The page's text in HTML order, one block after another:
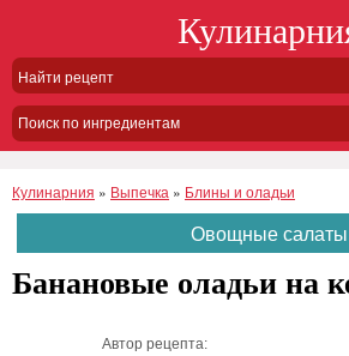
Поиск по ингредиентам
Кулинарния » Выпечка » Блины и оладьи
Овощные салаты
Банановые оладьи на
Автор рецепта: